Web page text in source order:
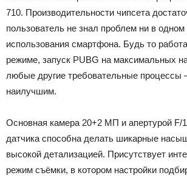
710. Производительности чипсета
пользователь не знал проблем ни в одном
использования смартфона. Будь то
режиме, запуск PUBG на максимальных
любые другие требовательные процессы
наилучшим.
Основная камера 20+2 МП и апертурой F/
датчика способна делать шикарные
высокой детализацией. Присутствует
режим съёмки, в котором настройки